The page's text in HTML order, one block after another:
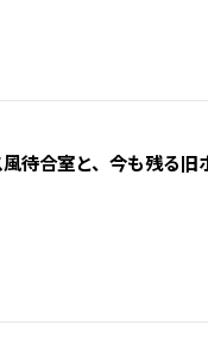
待合室と、今も残る